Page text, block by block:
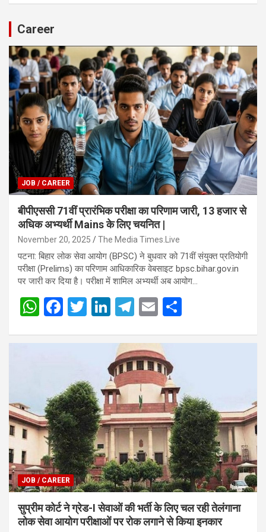
Career
JOB / CAREER
बीपीएससी 71वीं प्रारंभिक परीक्षा का परिणाम जारी, 13 हजार से
अधिक अभ्यर्थी Mains के लिए चयनित |
November 20, 2025 The Media Times.Live
पटना: बिहार लोक सेवा आयोग (BPSC) ने बुधवार को 71वीं संयुक्त प्रतियोगी
परीक्षा (Prelims) का परिणाम आधिकारिक वेबसाइट bpsc.bihar.gov.in
पर जारी कर दिया है। परीक्षा में शामिल अभ्यर्थी अब आयोग…
W
at
p
p
F
ce
o
o
k
T
tt
Li
ke
dI
n
T
e
gr
a
m
E
ail ar
JOB / CAREER
सुप्रीम कोर्ट ने ग्रेड-I सेवाओं की भर्ती के लिए चल रही तेलंगाना
लोक सेवा आयोग परीक्षाओं पर रोक लगाने से किया इनकार